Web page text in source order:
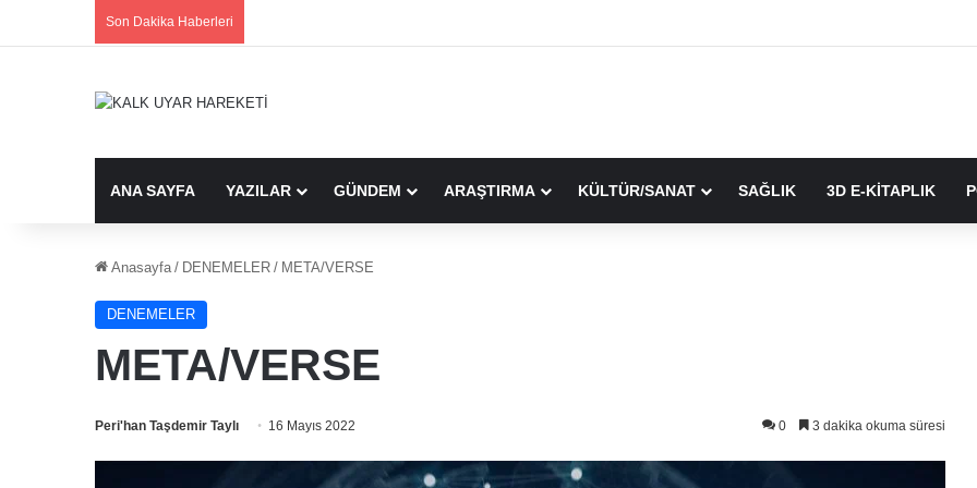
Son Dakika Haberleri
ANA SAYFA YAZILAR GÜNDEM ARAŞTIRMA KÜLTÜR/SANAT SAĞLIK 3D E-KİTAPLIK
Anasayfa / DENEMELER / META/VERSE
DENEMELER
META/VERSE
Peri'han Taşdemir Taylı 16 Mayıs 2022 0 3 dakika okuma süresi